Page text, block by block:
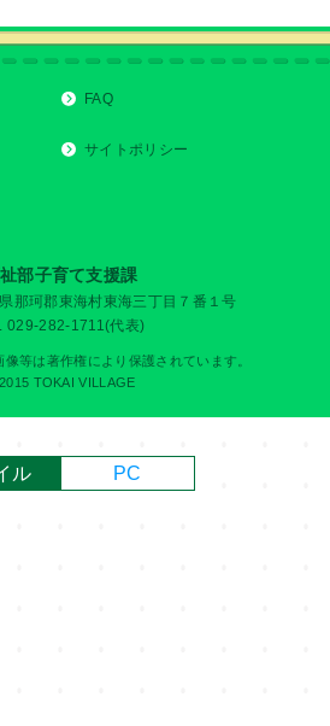
FAQ
サイトポリシー
部子育て支援課
那珂郡東海村東海三丁目７番１号
029-282-1711(代表)
像等は著作権により保護されています。
TOKAI VILLAGE
ル PC